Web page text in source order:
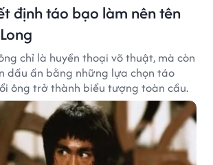
định táo bạo làm nên tên
chỉ là huyền thoại võ thuật, mà còn
dấu ấn bằng những lựa chọn táo
ông trở thành biểu tượng toàn cầu.